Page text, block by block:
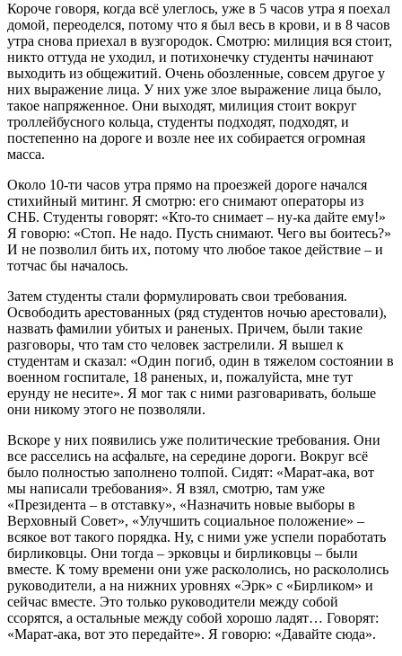
Короче говоря, когда всё улеглось, уже в 5 часов утра я поехал
домой, переоделся, потому что я был весь в крови, и в 8 часов
утра снова приехал в вузгородок. Смотрю: милиция вся стоит,
никто оттуда не уходил, и потихонечку студенты начинают
выходить из общежитий. Очень обозленные, совсем другое у
них выражение лица. У них уже злое выражение лица было,
такое напряженное. Они выходят, милиция стоит вокруг
троллейбусного кольца, студенты подходят, подходят, и
постепенно на дороге и возле нее их собирается огромная
масса.
Около 10-ти часов утра прямо на проезжей дороге начался
стихийный митинг. Я смотрю: его снимают операторы из
СНБ. Студенты говорят: «Кто-то снимает – ну-ка дайте ему!»
Я говорю: «Стоп. Не надо. Пусть снимают. Чего вы боитесь?»
И не позволил бить их, потому что любое такое действие – и
тотчас бы началось.
Затем студенты стали формулировать свои требования.
Освободить арестованных (ряд студентов ночью арестовали),
назвать фамилии убитых и раненых. Причем, были такие
разговоры, что там сто человек застрелили. Я вышел к
студентам и сказал: «Один погиб, один в тяжелом состоянии в
военном госпитале, 18 раненых, и, пожалуйста, мне тут
ерунду не несите». Я мог так с ними разговаривать, больше
они никому этого не позволяли.
Вскоре у них появились уже политические требования. Они
все расселись на асфальте, на середине дороги. Вокруг всё
было полностью заполнено толпой. Сидят: «Марат-ака, вот
мы написали требования». Я взял, смотрю, там уже
«Президента – в отставку», «Назначить новые выборы в
Верховный Совет», «Улучшить социальное положение» –
всякое вот такого порядка. Ну, с ними уже успели поработать
бирликовцы. Они тогда – эрковцы и бирликовцы – были
вместе. К тому времени они уже раскололись, но раскололись
руководители, а на нижних уровнях «Эрк» с «Бирликом» и
сейчас вместе. Это только руководители между собой
ссорятся, а остальные между собой хорошо ладят… Говорят:
«Марат-ака, вот это передайте». Я говорю: «Давайте сюда».